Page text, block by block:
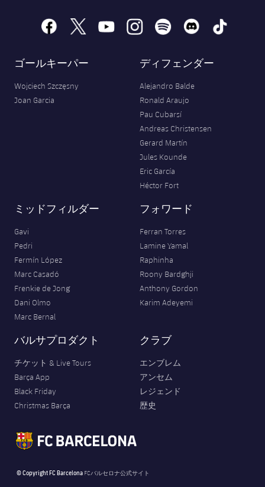
facebook
x youtubeinstagramspotify discord tiktok
ゴールキーパー
Wojciech Szczęsny
Joan Garcia
ディフェンダー
Alejandro Balde
Ronald Araujo
Pau Cubarsí
Andreas Christensen
Gerard Martín
Jules Kounde
Eric García
Héctor Fort
ミッドフィルダー
Gavi
Pedri
Fermín López
Marc Casadó
Frenkie de Jong
Dani Olmo
Marc Bernal
フォワード
Ferran Torres
Lamine Yamal
Raphinha
Roony Bardghji
Anthony Gordon
Karim Adeyemi
バルサプロダクト
チケット & Live Tours
Barça App
Black Friday
Christmas Barça
クラブ
エンブレム
アンセム
レジェンド
歴史
© Copyright FC Barcelona FCバルセロナ公式サイト